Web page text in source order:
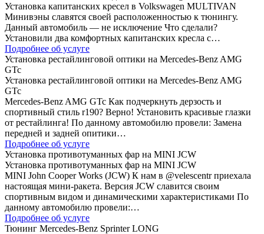
Установка капитанских кресел в Volkswagen MULTIVAN
Минивэны славятся своей расположенностью к тюнингу.
Данный автомобиль — не исключение Что сделали?
Установили два комфортных капитанских кресла с…
Подробнее об услуге
Установка рестайлинговой оптики на Mercedes-Benz AMG
GTc
Установка рестайлинговой оптики на Mercedes-Benz AMG
GTc
Mercedes-Benz AMG GTc Как подчеркнуть дерзость и
спортивный стиль r190? Верно! Установить красивые глазки
от рестайлинга! По данному автомобилю провели: Замена
передней и задней опитики…
Подробнее об услуге
Установка противотуманных фар на MINI JCW
Установка противотуманных фар на MINI JCW
MINI John Cooper Works (JCW) К нам в @velescentr приехала
настоящая мини-ракета. Версия JCW славится своим
спортивным видом и динамическими характеристиками По
данному автомобилю провели:…
Подробнее об услуге
Тюнинг Mercedes-Benz Sprinter LONG